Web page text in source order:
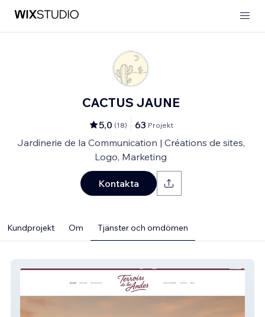
CACTUS JAUNE
5,0 (18) 63 Projekt
Jardinerie de la Communication | Créations de sites,
Logo, Marketing
Kontakta
Kundprojekt Om Tjänster och omdömen